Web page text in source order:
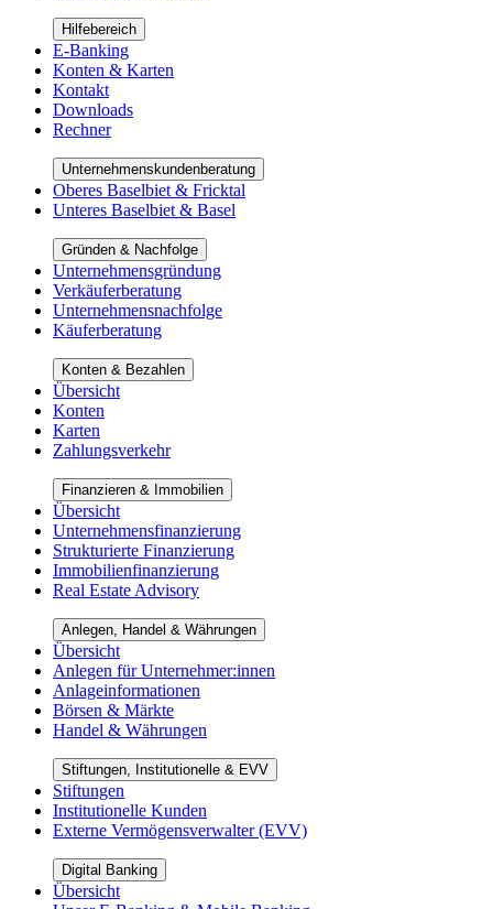
Hilfebereich
E-Banking
Konten & Karten
Kontakt
Downloads
Rechner
Unternehmenskundenberatung
Oberes Baselbiet & Fricktal
Unteres Baselbiet & Basel
Gründen & Nachfolge
Unternehmensgründung
Verkäuferberatung
Unternehmensnachfolge
Käuferberatung
Konten & Bezahlen
Übersicht
Konten
Karten
Zahlungsverkehr
Finanzieren & Immobilien
Übersicht
Unternehmensfinanzierung
Strukturierte Finanzierung
Immobilienfinanzierung
Real Estate Advisory
Anlegen, Handel & Währungen
Übersicht
Anlegen für Unternehmer:innen
Anlageinformationen
Börsen & Märkte
Handel & Währungen
Stiftungen, Institutionelle & EVV
Stiftungen
Institutionelle Kunden
Externe Vermögensverwalter (EVV)
Digital Banking
Übersicht